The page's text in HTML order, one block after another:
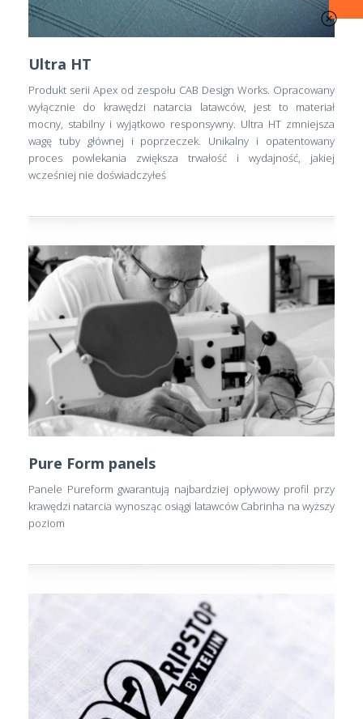
Ultra HT
Produkt serii Apex od zespołu CAB Design Works. Opracowany
wyłącznie do krawędzi natarcia latawców, jest to materiał
mocny, stabilny i wyjątkowo responsywny. Ultra HT zmniejsza
wagę tuby głównej i poprzeczek. Unikalny i opatentowany
proces powlekania zwiększa trwałość i wydajność, jakiej
wcześniej nie doświadczyłeś
Pure Form panels
Panele Pureform gwarantują najbardziej opływowy profil przy
krawędzi natarcia wynosząc osiągi latawców Cabrinha na wyższy
poziom